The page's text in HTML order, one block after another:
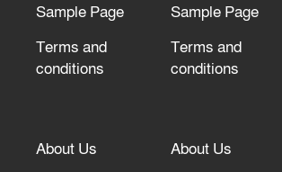
Sample Page
Terms and
conditions
Sample Page
Terms and
conditions
About Us
About Us